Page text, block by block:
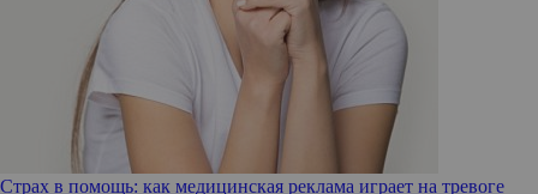
Страх в помощь: как медицинская реклама играет на тревоге